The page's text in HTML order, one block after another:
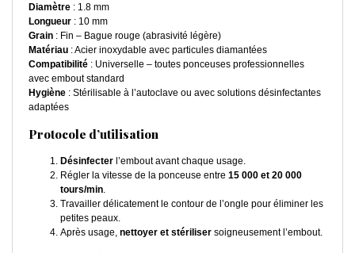
Diamètre : 1.8 mm
Longueur : 10 mm
Grain : Fin – Bague rouge (abrasivité légère)
Matériau : Acier inoxydable avec particules diamantées
Compatibilité : Universelle – toutes ponceuses professionnelles
avec embout standard
Hygiène : Stérilisable à l’autoclave ou avec solutions désinfectantes
adaptées
Protocole d’utilisation
Désinfecter l’embout avant chaque usage.
Régler la vitesse de la ponceuse entre 15 000 et 20 000
tours/min.
Travailler délicatement le contour de l’ongle pour éliminer les
petites peaux.
Après usage, nettoyer et stériliser soigneusement l’embout.